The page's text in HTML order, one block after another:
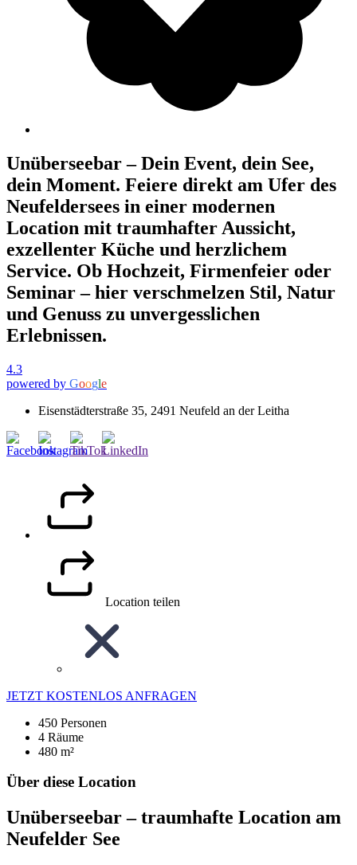
Unüberseebar – Dein Event, dein See,
dein Moment. Feiere direkt am Ufer des
Neufeldersees in einer modernen
Location mit traumhafter Aussicht,
exzellenter Küche und herzlichem
Service. Ob Hochzeit, Firmenfeier oder
Seminar – hier verschmelzen Stil, Natur
und Genuss zu unvergesslichen
Erlebnissen.
4.3
powered by Google
Eisenstädterstraße 35, 2491 Neufeld an der Leitha
Location teilen
JETZT KOSTENLOS ANFRAGEN
450 Personen
4 Räume
480 m²
Über diese Location
Unüberseebar – traumhafte Location am
Neufelder See